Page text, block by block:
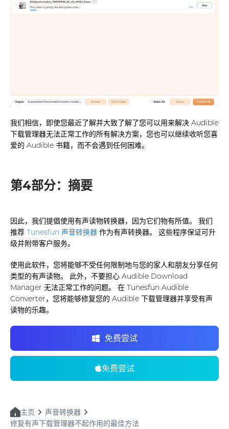
我们相信，即使您最近了解并大致了解了您可以用来解决 Audible
下载管理器无法正常工作的所有解决方案，您也可以继续收听您喜
爱的 Audible 书籍，而不会遇到任何困难。
第4部分：摘要
因此，我们提倡使用有声读物转换器，因为它们物有所值。 我们
推荐 Tunesfun 声音转换器 作为有声转换器。 这些程序保证可升
级并附带客户服务。
使用此软件，您将能够不受任何限制地与您的家人和朋友分享任何
类型的有声读物。 此外，不要担心 Audible Download
Manager 无法正常工作的问题。 在 Tunesfun Audible
Converter，您将能够修复您的 Audible 下载管理器并享受有声
读物的乐趣。
免费尝试
免费尝试
主页
声音转换器
修复有声下载管理器不起作用的最佳方法